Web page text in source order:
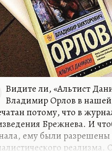
Видите ли, «Альтист
Владимир Орлов в
потому, что в
Брежнева. И
ему были
реализма.